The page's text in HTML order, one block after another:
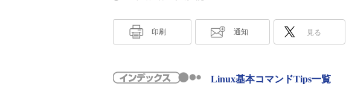
印刷 通知 見る
Linux基本コマンドTips一覧